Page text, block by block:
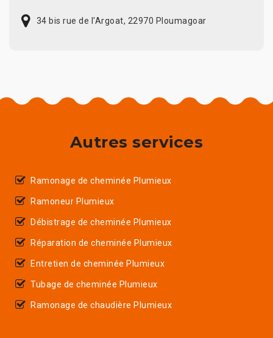
34 bis rue de l'Argoat, 22970 Ploumagoar
Autres services
Ramonage de cheminée Plumieux
Ramoneur Plumieux
Débistrage de cheminée Plumieux
Réparation de cheminée Plumieux
Entretien de cheminée Plumieux
Tubage de cheminée Plumieux
Ramonage de chaudière Plumieux